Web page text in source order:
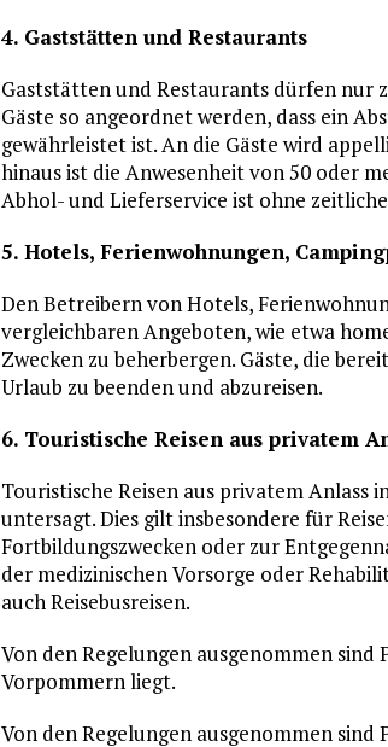
4. Gaststätten und Restaurants
Gaststätten und Restaurants dürfen nur
Gäste so angeordnet werden, dass ein
gewährleistet ist. An die Gäste wird
hinaus ist die Anwesenheit von 50 oder
Abhol- und Lieferservice ist ohne
5. Hotels, Ferienwohnungen,
Den Betreibern von Hotels,
vergleichbaren Angeboten, wie etwa
Zwecken zu beherbergen. Gäste, die
Urlaub zu beenden und abzureisen.
6. Touristische Reisen aus privatem
Touristische Reisen aus privatem Anlass
untersagt. Dies gilt insbesondere für
Fortbildungszwecken oder zur
der medizinischen Vorsorge oder
auch Reisebusreisen.
Von den Regelungen ausgenommen
Vorpommern liegt.
Von den Regelungen ausgenommen